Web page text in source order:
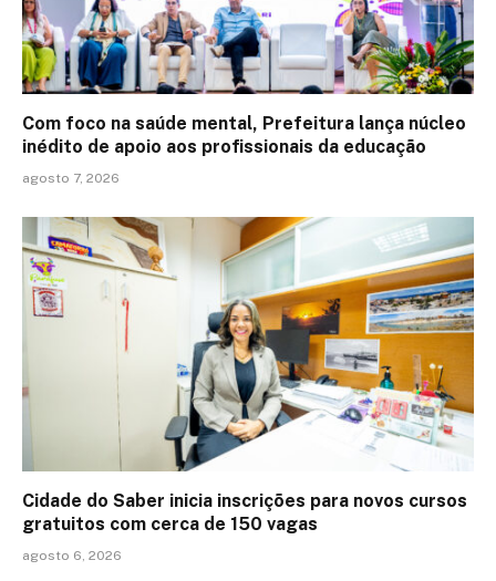
Com foco na saúde mental, Prefeitura lança núcleo
inédito de apoio aos profissionais da educação
agosto 7, 2026
Cidade do Saber inicia inscrições para novos cursos
gratuitos com cerca de 150 vagas
agosto 6, 2026